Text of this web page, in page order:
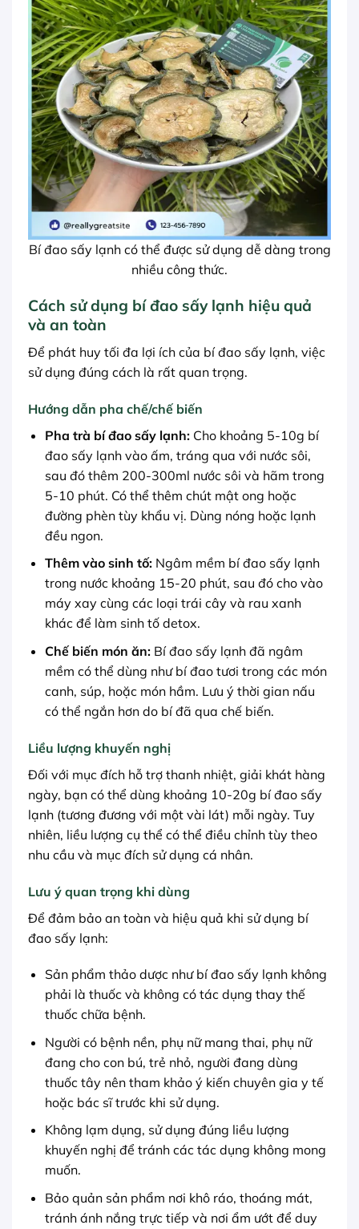
Bí đao sấy lạnh có thể được sử dụng dễ dàng trong
nhiều công thức.
Cách sử dụng bí đao sấy lạnh hiệu quả
và an toàn
Để phát huy tối đa lợi ích của bí đao sấy lạnh, việc
sử dụng đúng cách là rất quan trọng.
Hướng dẫn pha chế/chế biến
Pha trà bí đao sấy lạnh:Cho khoảng 5-10g bí
đao sấy lạnh vào ấm, tráng qua với nước sôi,
sau đó thêm 200-300ml nước sôi và hãm trong
5-10 phút. Có thể thêm chút mật ong hoặc
đường phèn tùy khẩu vị. Dùng nóng hoặc lạnh
đều ngon.
Thêm vào sinh tố:Ngâm mềm bí đao sấy lạnh
trong nước khoảng 15-20 phút, sau đó cho vào
máy xay cùng các loại trái cây và rau xanh
khác để làm sinh tố detox.
Chế biến món ăn:Bí đao sấy lạnh đã ngâm
mềm có thể dùng như bí đao tươi trong các món
canh, súp, hoặc món hầm. Lưu ý thời gian nấu
có thể ngắn hơn do bí đã qua chế biến.
Liều lượng khuyến nghị
Đối với mục đích hỗ trợ thanh nhiệt, giải khát hàng
ngày, bạn có thể dùng khoảng 10-20g bí đao sấy
lạnh (tương đương với một vài lát) mỗi ngày. Tuy
nhiên, liều lượng cụ thể có thể điều chỉnh tùy theo
nhu cầu và mục đích sử dụng cá nhân.
Lưu ý quan trọng khi dùng
Để đảm bảo an toàn và hiệu quả khi sử dụng bí
đao sấy lạnh:
Sản phẩm thảo dược như bí đao sấy lạnh không
phải là thuốc và không có tác dụng thay thế
thuốc chữa bệnh.
Người có bệnh nền, phụ nữ mang thai, phụ nữ
đang cho con bú, trẻ nhỏ, người đang dùng
thuốc tây nên tham khảo ý kiến chuyên gia y tế
hoặc bác sĩ trước khi sử dụng.
Không lạm dụng, sử dụng đúng liều lượng
khuyến nghị để tránh các tác dụng không mong
muốn.
Bảo quản sản phẩm nơi khô ráo, thoáng mát,
tránh ánh nắng trực tiếp và nơi ẩm ướt để duy